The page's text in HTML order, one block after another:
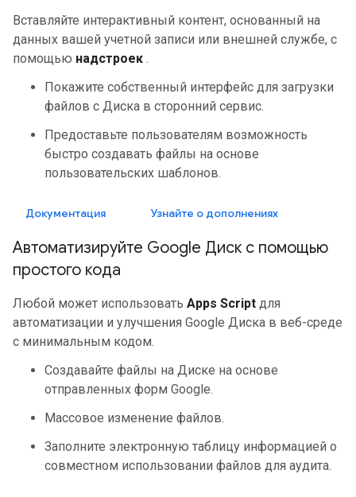
Вставляйте интерактивный контент, основанный на
данных вашей учетной записи или внешней службе, с
помощью надстроек .
Покажите собственный интерфейс для загрузки
файлов с Диска в сторонний сервис.
Предоставьте пользователям возможность
быстро создавать файлы на основе
пользовательских шаблонов.
Документация Узнайте о дополнениях
Автоматизируйте Google Диск с помощью
простого кода
Любой может использовать Apps Script для
автоматизации и улучшения Google Диска в веб-среде
с минимальным кодом.
Создавайте файлы на Диске на основе
отправленных форм Google.
Массовое изменение файлов.
Заполните электронную таблицу информацией о
совместном использовании файлов для аудита.